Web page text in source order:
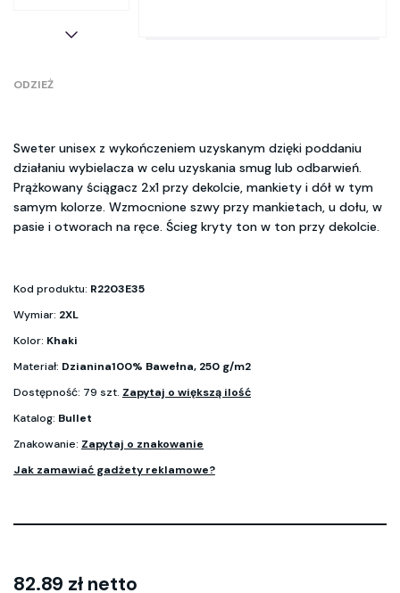
ODZIEŻ
Sweter unisex z wykończeniem uzyskanym dzięki poddaniu
działaniu wybielacza w celu uzyskania smug lub odbarwień.
Prążkowany ściągacz 2x1 przy dekolcie, mankiety i dół w tym
samym kolorze. Wzmocnione szwy przy mankietach, u dołu, w
pasie i otworach na ręce. Ścieg kryty ton w ton przy dekolcie.
Kod produktu: R2203E35
Wymiar: 2XL
Kolor: Khaki
Materiał: Dzianina100% Bawełna, 250 g/m2
Dostępność: 79 szt. Zapytaj o większą ilość
Katalog: Bullet
Znakowanie: Zapytaj o znakowanie
Jak zamawiać gadżety reklamowe?
82.89 zł netto